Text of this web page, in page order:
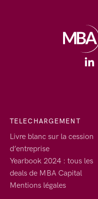
TELECHARGEMENT
Livre blanc sur la cession
d’entreprise
Yearbook 2024 : tous les
deals de MBA Capital
Mentions légales